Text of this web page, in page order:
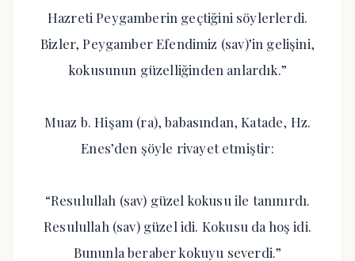
Hazreti Peygamberin geçtiğini söylerlerdi.
Bizler, Peygamber Efendimiz (sav)’in gelişini,
kokusunun güzelliğinden anlardık.”
Muaz b. Hişam (ra), babasından, Katade, Hz.
Enes’den şöyle rivayet etmiştir:
“Resulullah (sav) güzel kokusu ile tanınırdı.
Resulullah (sav) güzel idi. Kokusu da hoş idi.
Bununla beraber kokuyu severdi.”